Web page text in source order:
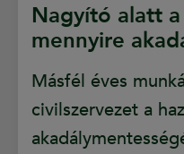
Nagyító alatt
mennyire
Másfél éves
civilszervezet a